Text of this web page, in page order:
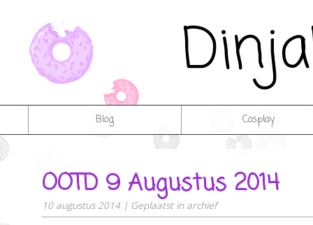
Blog Cosplay
OOTD 9 Augustus 2014
10 augustus 2014 | Geplaatst in archief